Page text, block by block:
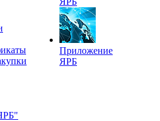
Приложение
ЯРБ